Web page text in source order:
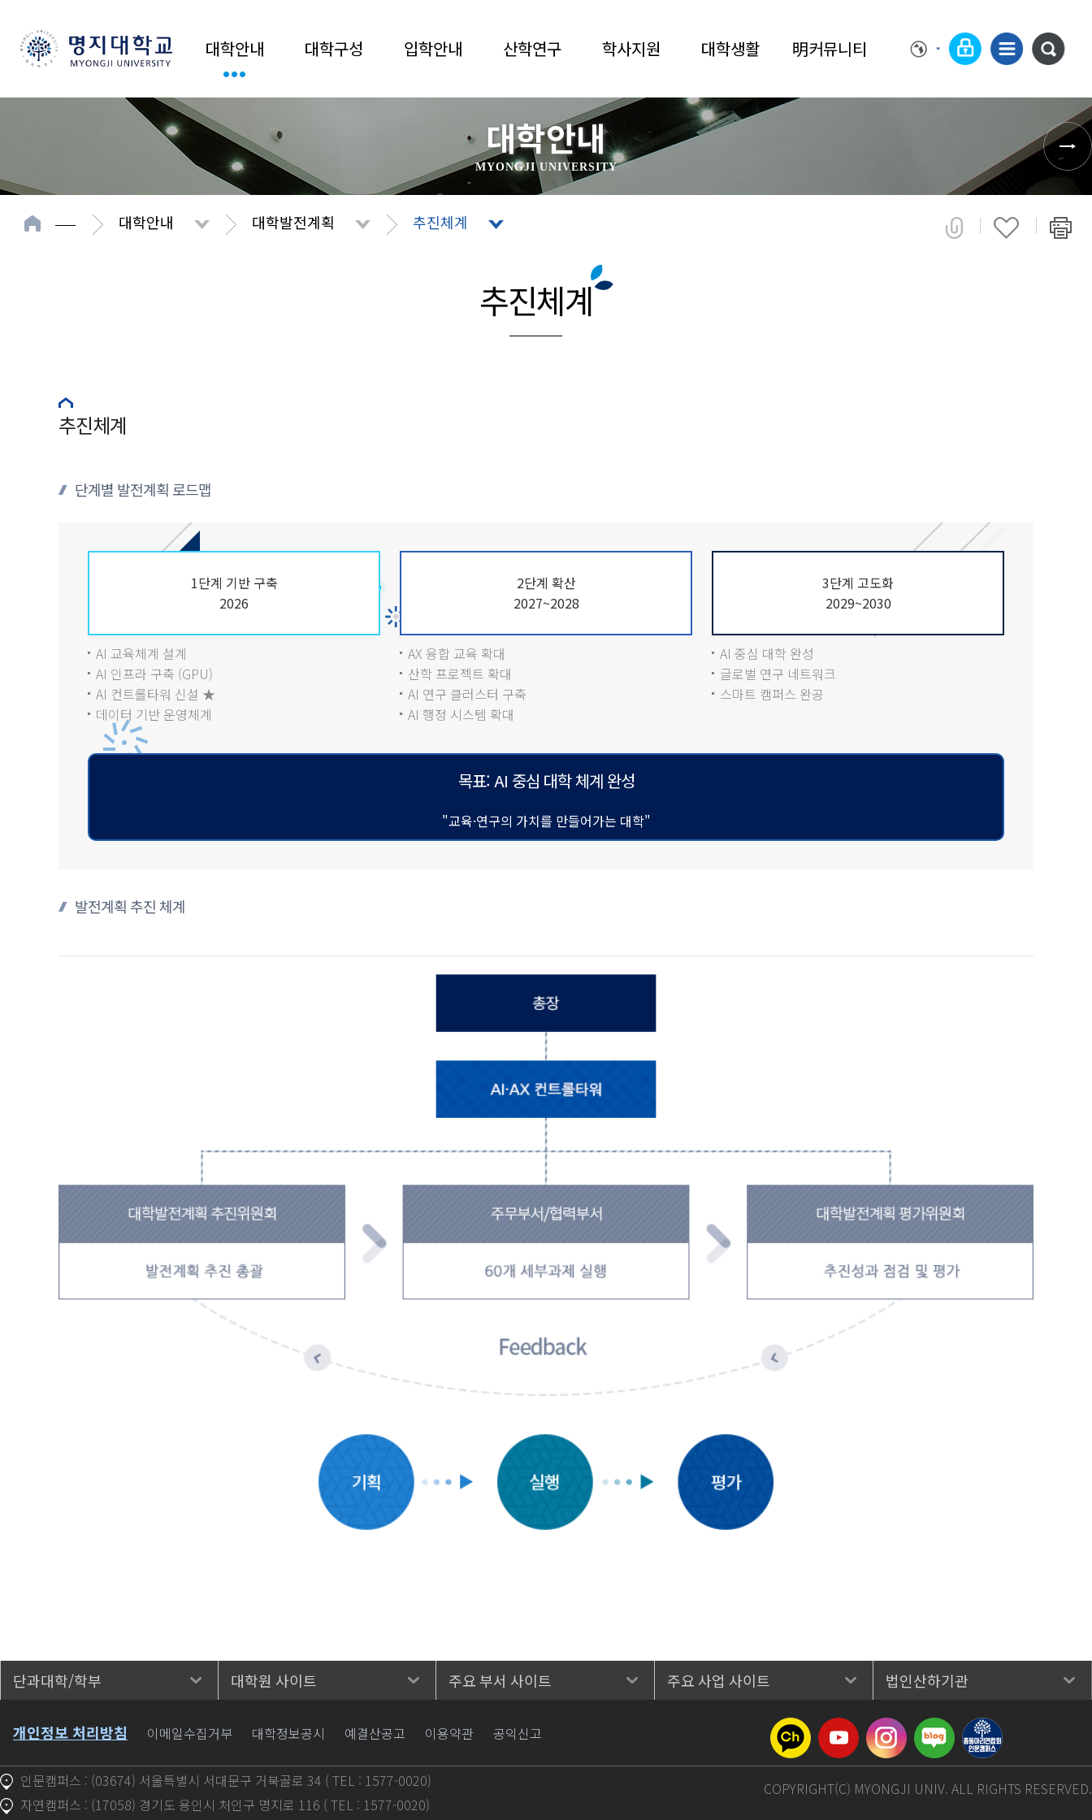
대학안내 대학구성 입학안내 산학연구 학사지원 대학생활 明커뮤니티
대학안내
MYONGJI UNIVERSITY
대학안내 대학발전계획 추진체계
추진체계
추진체계
단계별 발전계획 로드맵
1단계 기반 구축
2026
AI 교육체계 설계
AI 인프라 구축 (GPU)
AI 컨트롤타워 신설 ★
데이터 기반 운영체계
2단계 확산
2027~2028
AX 융합 교육 확대
산학 프로젝트 확대
AI 연구 클러스터 구축
AI 행정 시스템 확대
3단계 고도화
2029~2030
AI 중심 대학 완성
글로벌 연구 네트워크
스마트 캠퍼스 완공
목표: AI 중심 대학 체계 완성
"교육·연구의 가치를 만들어가는 대학"
발전계획 추진 체계
단과대학/학부 대학원 사이트 주요 부서 사이트 주요 사업 사이트 법인산하기관
개인정보 처리방침 이메일수집거부 대학정보공시 예결산공고 이용약관 공익신고
인문캠퍼스 : (03674) 서울특별시 서대문구 거북골로 34 ( TEL : 1577-0020)
자연캠퍼스 : (17058) 경기도 용인시 처인구 명지로 116 ( TEL : 1577-0020)
COPYRIGHT(C) MYONGJI UNIV. ALL RIGHTS RESERVED.